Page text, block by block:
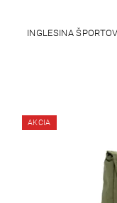
INGLESINA
AKCIA